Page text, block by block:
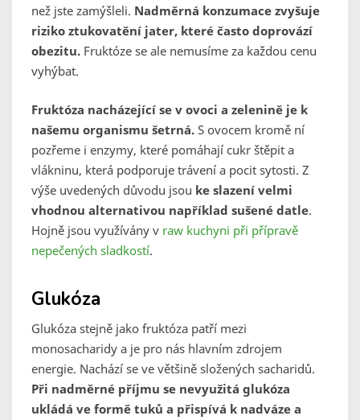
než jste zamýšleli. Nadměrná konzumace zvyšuje
riziko ztukovatění jater, které často doprovází
obezitu. Fruktóze se ale nemusíme za každou cenu
vyhýbat.
Fruktóza nacházející se v ovoci a zelenině je k
našemu organismu šetrná. S ovocem kromě ní
pozřeme i enzymy, které pomáhají cukr štěpit a
vlákninu, která podporuje trávení a pocit sytosti. Z
výše uvedených důvodu jsou ke slazení velmi
vhodnou alternativou například sušené datle.
Hojně jsou využívány v raw kuchyni při přípravě
nepečených sladkostí.
Glukóza
Glukóza stejně jako fruktóza patří mezi
monosacharidy a je pro nás hlavním zdrojem
energie. Nachází se ve většině složených sacharidů.
Při nadměrné příjmu se nevyužitá glukóza
ukládá ve formě tuků a přispívá k nadváze a